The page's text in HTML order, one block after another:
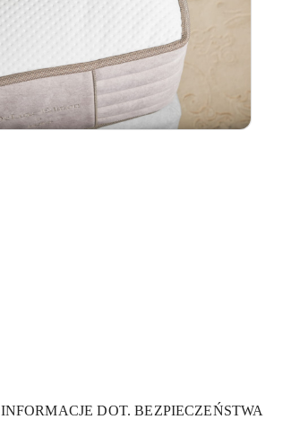
INFORMACJE DOT. BEZPIECZEŃSTWA